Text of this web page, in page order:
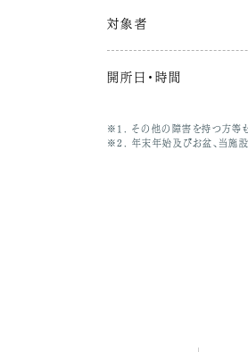
対象者
開所日・時間
※1. その他の障害を持つ方等も
※2. 年末年始及びお盆、当施設